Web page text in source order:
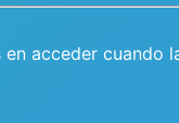
acceder cuando